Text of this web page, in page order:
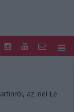
az idei Le